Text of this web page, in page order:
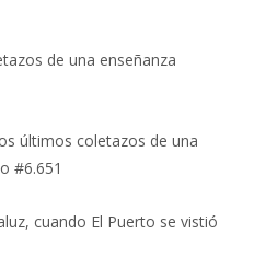
de una enseñanza
últimos coletazos de una
#6.651
cuando El Puerto se vistió